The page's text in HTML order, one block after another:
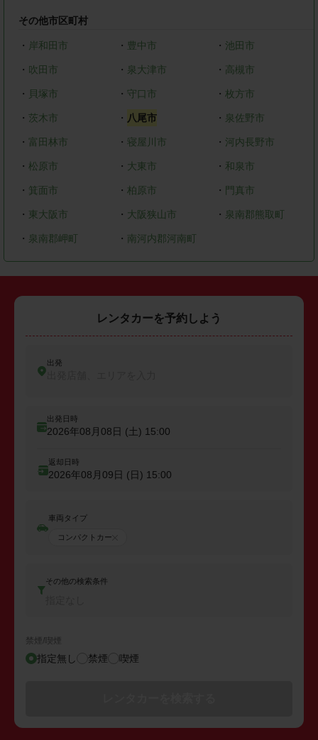
その他市区町村
・ 岸和田市 ・ 豊中市 ・ 池田市
・ 吹田市 ・ 泉大津市 ・ 高槻市
・ 貝塚市 ・ 守口市 ・枚方市
・ 茨木市 ・ 八尾市 ・ 泉佐野市
・ 富田林市 ・ 寝屋川市 ・ 河内長野市
・ 松原市 ・ 大東市 ・ 和泉市
・ 箕面市 ・ 柏原市 ・ 門真市
・ 東大阪市 ・ 大阪狭山市 ・ 泉南郡熊取町
・ 泉南郡岬町 ・ 南河内郡河南町
レンタカーを予約しよう
出発
出発日時
2026年08月08日 (土) 15:00
返却日時
2026年08月09日 (日) 15:00
車両タイプ
コンパクトカー
その他の検索条件
禁煙/喫煙
指定無し 禁煙 喫煙